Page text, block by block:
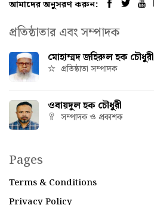
আমাদের অনুসরণ করুন:
প্রতিষ্ঠাতার এবং সম্পাদক
মোহাম্মদ জহিরুল হক চৌধুরী
প্রতিষ্ঠাতা সম্পাদক
ওবায়দুল হক চৌধুরী
সম্পাদক ও প্রকাশক
Pages
Terms & Conditions
Privacy Policy